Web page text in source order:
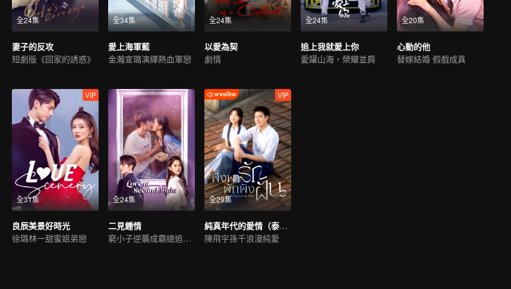
全24集
妻子的反攻
短劇版《回家的誘惑》
全34集
愛上海軍藍
金瀚宣璐演繹熱血軍戀
全24集
以愛為契
劇情
全24集
追上我就愛上你
愛躍山海，榮耀並肩
全20集
心動的他
替嫁結婚 假戲成真
全31集
VIP
良辰美景好時光
徐璐林一甜蜜姐弟戀
全24集
二見鍾情
窮小子逆襲成霸總追初戀
全29集
VIP
純真年代的愛情（泰語版）
陳飛宇孫千浪漫純愛